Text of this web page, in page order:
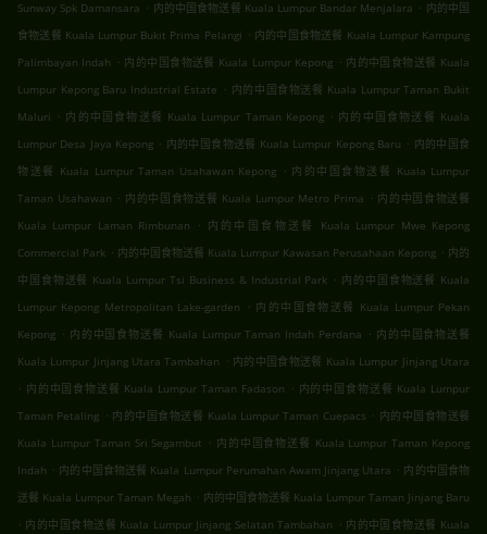
Sunway Spk Damansara . 内的中国食物送餐 Kuala Lumpur Bandar Menjalara . 内的中国
食物送餐 Kuala Lumpur Bukit Prima Pelangi . 内的中国食物送餐 Kuala Lumpur Kampung
Palimbayan Indah . 内的中国食物送餐 Kuala Lumpur Kepong . 内的中国食物送餐 Kuala
Lumpur Kepong Baru Industrial Estate . 内的中国食物送餐 Kuala Lumpur Taman Bukit
Maluri . 内的中国食物送餐 Kuala Lumpur Taman Kepong . 内的中国食物送餐 Kuala
Lumpur Desa Jaya Kepong . 内的中国食物送餐 Kuala Lumpur Kepong Baru . 内的中国食
物送餐 Kuala Lumpur Taman Usahawan Kepong . 内的中国食物送餐 Kuala Lumpur
Taman Usahawan . 内的中国食物送餐 Kuala Lumpur Metro Prima . 内的中国食物送餐
Kuala Lumpur Laman Rimbunan
. 内的中国食物送餐 Kuala Lumpur Mwe Kepong
Commercial Park . 内的中国食物送餐 Kuala Lumpur Kawasan Perusahaan Kepong . 内的
中国食物送餐 Kuala Lumpur Tsi Business & Industrial Park . 内的中国食物送餐 Kuala
Lumpur Kepong Metropolitan Lake-garden
. 内的中国食物送餐 Kuala Lumpur Pekan
Kepong . 内的中国食物送餐 Kuala Lumpur Taman Indah Perdana . 内的中国食物送餐
Kuala Lumpur Jinjang Utara Tambahan . 内的中国食物送餐 Kuala Lumpur Jinjang Utara
. 内的中国食物送餐 Kuala Lumpur Taman Fadason . 内的中国食物送餐 Kuala Lumpur
Taman Petaling . 内的中国食物送餐 Kuala Lumpur Taman Cuepacs . 内的中国食物送餐
Kuala Lumpur Taman Sri Segambut . 内的中国食物送餐 Kuala Lumpur Taman Kepong
Indah . 内的中国食物送餐 Kuala Lumpur Perumahan Awam Jinjang Utara . 内的中国食物
送餐 Kuala Lumpur Taman Megah . 内的中国食物送餐 Kuala Lumpur Taman Jinjang Baru
. 内的中国食物送餐 Kuala Lumpur Jinjang Selatan Tambahan . 内的中国食物送餐 Kuala